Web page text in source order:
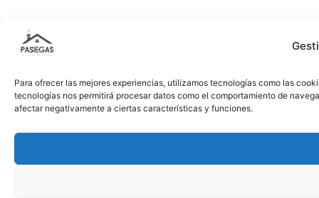
Para ofrecer las mejores experiencias, utilizamos tecnologías como las
tecnologías nos permitirá procesar datos como el comportamiento de
afectar negativamente a ciertas características y funciones.